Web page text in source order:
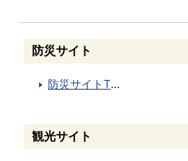
防災サイト
防災サイトTOP
観光サイト